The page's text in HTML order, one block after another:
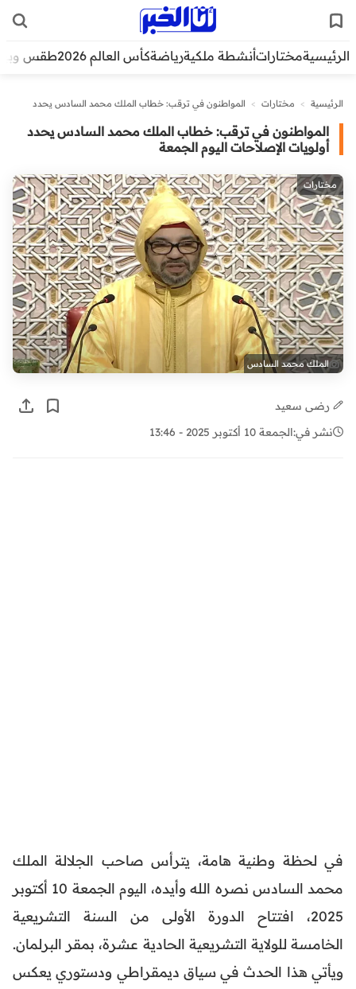
الرئيسيةمختاراتأنشطة ملكيةرياضةكأس العالم 2026 طقس
الرئيسية > مختارات >
المواطنون في ترقب: خطاب الملك محمد السادس يحدد
المواطنون في ترقب: خطاب الملك محمد السادس يحدد
أولويات الإصلاحات اليوم الجمعة
مختارات
الملك محمد السادس
رضى سعيد
نشر في:الجمعة 10 أكتوبر 2025 - 13:46
في لحظة وطنية هامة، يترأس صاحب الجلالة الملك
محمد السادس نصره الله وأيده، اليوم الجمعة 10 أكتوبر
2025، افتتاح الدورة الأولى من السنة التشريعية
الخامسة للولاية التشريعية الحادية عشرة، بمقر البرلمان.
ويأتي هذا الحدث في سياق ديمقراطي ودستوري يعكس